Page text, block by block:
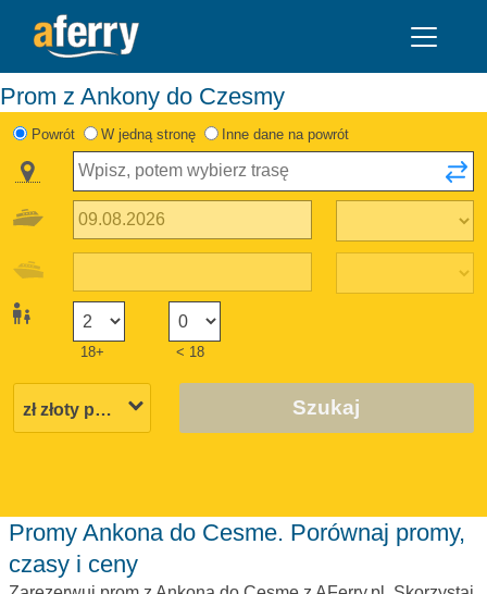
Prom z Ankony do Czesmy
Powrót W jedną stronę Inne dane na powrót
18+ < 18
Szukaj
Promy Ankona do Cesme. Porównaj promy,
czasy i ceny